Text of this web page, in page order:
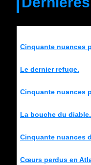
Cinquante nuances
Le dernier refuge.
Cinquante nuances
La bouche du diable.
Cinquante nuances
Cœurs perdus en